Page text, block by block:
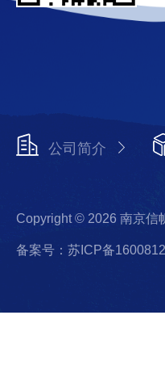
公司简介
Copyright © 2026 南京信
备案号：苏ICP备